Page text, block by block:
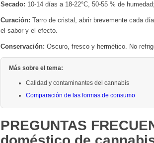
Secado: 10-14 días a 18-22°C, 50-55 % de
Curación: Tarro de cristal, abrir brevemente cada
el sabor y el efecto.
Conservación: Oscuro, fresco y hermético. No
Más sobre el tema:
Calidad y contaminantes del cannabis
Comparación de las formas de consumo
PREGUNTAS